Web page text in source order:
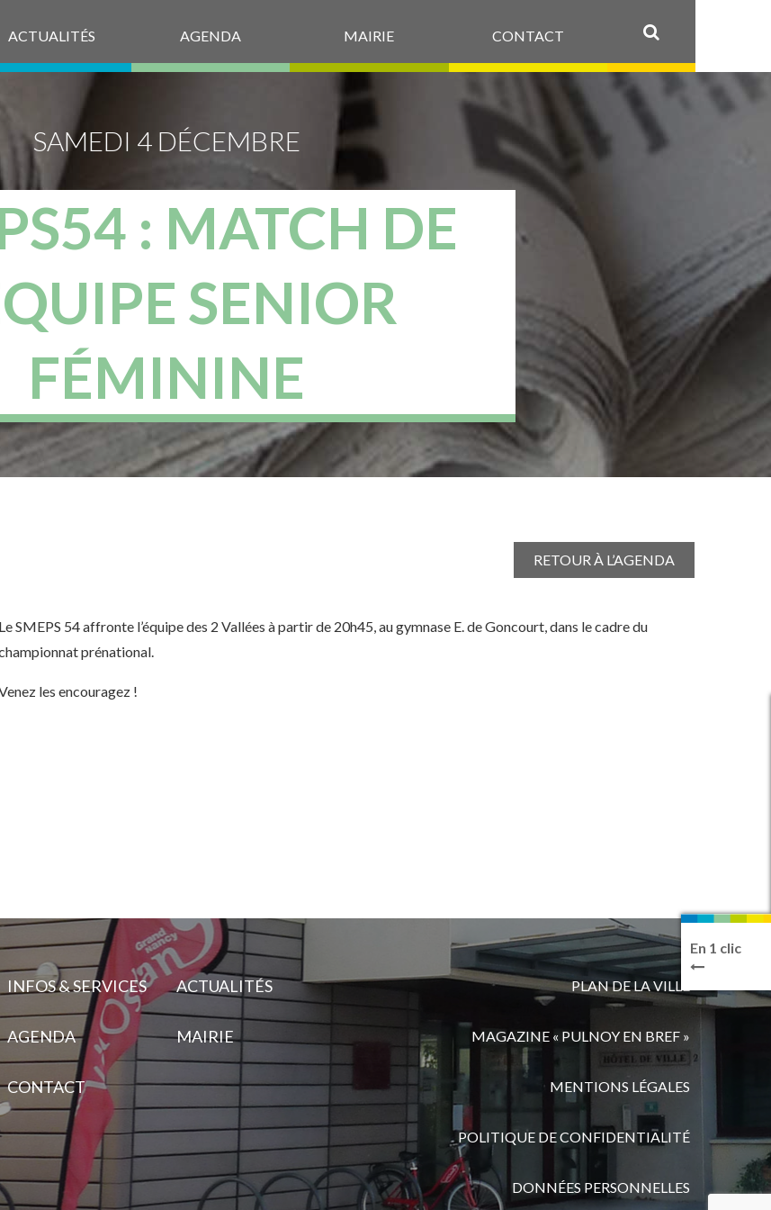
ACTUALITÉS AGENDA MAIRIE CONTACT
SAMEDI 4 DÉCEMBRE
: MATCH DE
SENIOR
FÉMININE
RETOUR À L’AGENDA
Le SMEPS 54 affronte l’équipe des 2 Vallées à partir de 20h45, au gymnase E. de Goncourt, dans le cadre du
prénational.
les encouragez !
En 1 clic
INFOS & SERVICES ACTUALITÉS
AGENDA MAIRIE
CONTACT
PLAN DE LA VILLE
MAGAZINE « PULNOY EN BREF »
MENTIONS LÉGALES
POLITIQUE DE CONFIDENTIALITÉ
DONNÉES PERSONNELLES